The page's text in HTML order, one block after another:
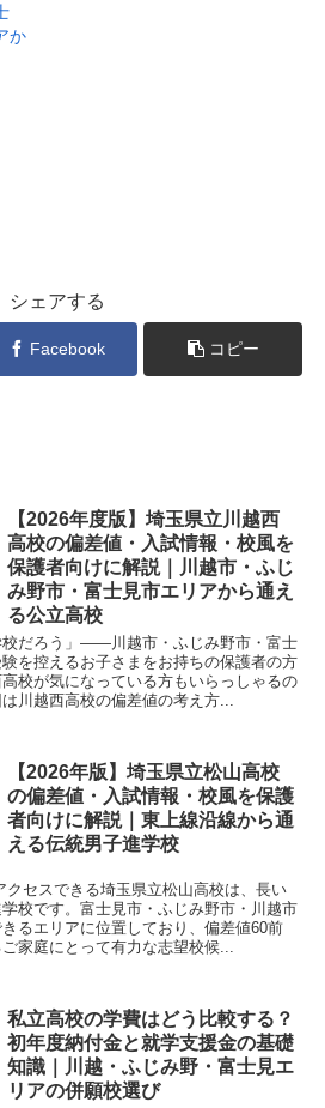
か
シェアする
Facebook コピー
【2026年度版】埼玉県立川越西
高校の偏差値・入試情報・校風を
保護者向けに解説｜川越市・ふじ
み野市・富士見市エリアから通え
る公立高校
校だろう」——川越市・ふじみ野市・富士
を控えるお子さまをお持ちの保護者の方
校が気になっている方もいらっしゃるの
川越西高校の偏差値の考え方...
【2026年版】埼玉県立松山高校
の偏差値・入試情報・校風を保護
者向けに解説｜東上線沿線から通
える伝統男子進学校
セスできる埼玉県立松山高校は、長い
校です。富士見市・ふじみ野市・川越市
るエリアに位置しており、偏差値60前
家庭にとって有力な志望校候...
私立高校の学費はどう比較する？
初年度納付金と就学支援金の基礎
知識｜川越・ふじみ野・富士見エ
リアの併願校選び